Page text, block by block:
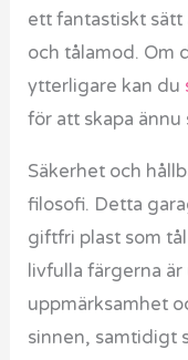
ett fantastiskt sätt
och tålamod. Om
ytterligare kan du
för att skapa
Säkerhet och
filosofi. Detta
giftfri plast som
livfulla färgerna
uppmärksamhet
sinnen, samtidigt